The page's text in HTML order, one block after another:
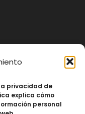
privacidad de
explica cómo
personal